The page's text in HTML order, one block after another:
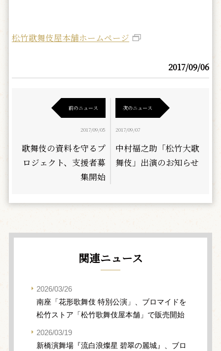
松竹歌舞伎屋本舗ホームページ
2017/09/06
前のニュース
2017/09/05
歌舞伎の資料を守るプ
ロジェクト、支援者募
集開始
次のニュース
2017/09/07
中村福之助「松竹大歌
舞伎」出演のお知らせ
関連ニュース
2026/03/26
南座「花形歌舞伎 特別公演」、ブロマイドを
松竹ストア「松竹歌舞伎屋本舗」で販売開始
2026/03/19
新橋演舞場『流白浪燦星 碧翠の麗城』、ブロ